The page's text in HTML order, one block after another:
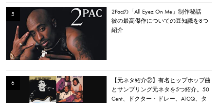
2Pacの「All Eyez On Me」制作秘話
彼の最高傑作についての豆知識を8つ
紹介
【元ネタ紹介②】有名ヒップホップ曲
とサンプリング元ネタを5つ紹介。50
Cent、ドクター・ドレー、ATCQ、タ